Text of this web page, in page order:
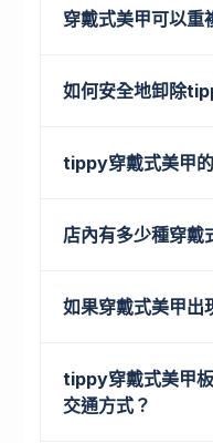
穿戴式美甲可以重
如何安全地卸除
tippy穿戴式美甲
店內有多少種穿戴
如果穿戴式美甲出
tippy穿戴式美甲
交通方式？